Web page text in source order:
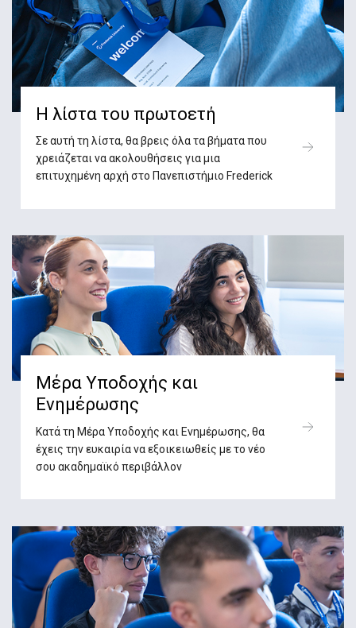
Η λίστα του πρωτοετή
Σε αυτή τη λίστα, θα βρεις όλα τα βήματα που
χρειάζεται να ακολουθήσεις για μια
επιτυχημένη αρχή στο Πανεπιστήμιο Frederick
Μέρα Υποδοχής και
Ενημέρωσης
Κατά τη Μέρα Υποδοχής και Ενημέρωσης, θα
έχεις την ευκαιρία να εξοικειωθείς με το νέο
σου ακαδημαϊκό περιβάλλον